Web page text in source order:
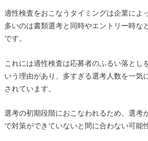
適性検査をおこなうタイミングは企業によ
多いのは書類選考と同時やエントリー時な
です。
これには適性検査は応募者のふるい落とし
いう理由があり、多すぎる選考人数を一気
されています。
選考の初期段階におこなわれるため、選考
で対策ができていないと間に合わない可能